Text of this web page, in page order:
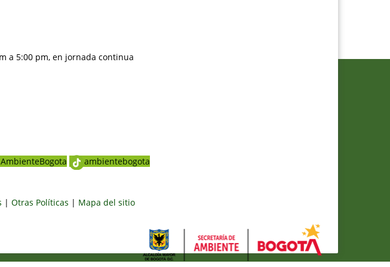
a 5:00 pm, en jornada continua
AmbienteBogota ambientebogota
| Otras Políticas | Mapa del sitio